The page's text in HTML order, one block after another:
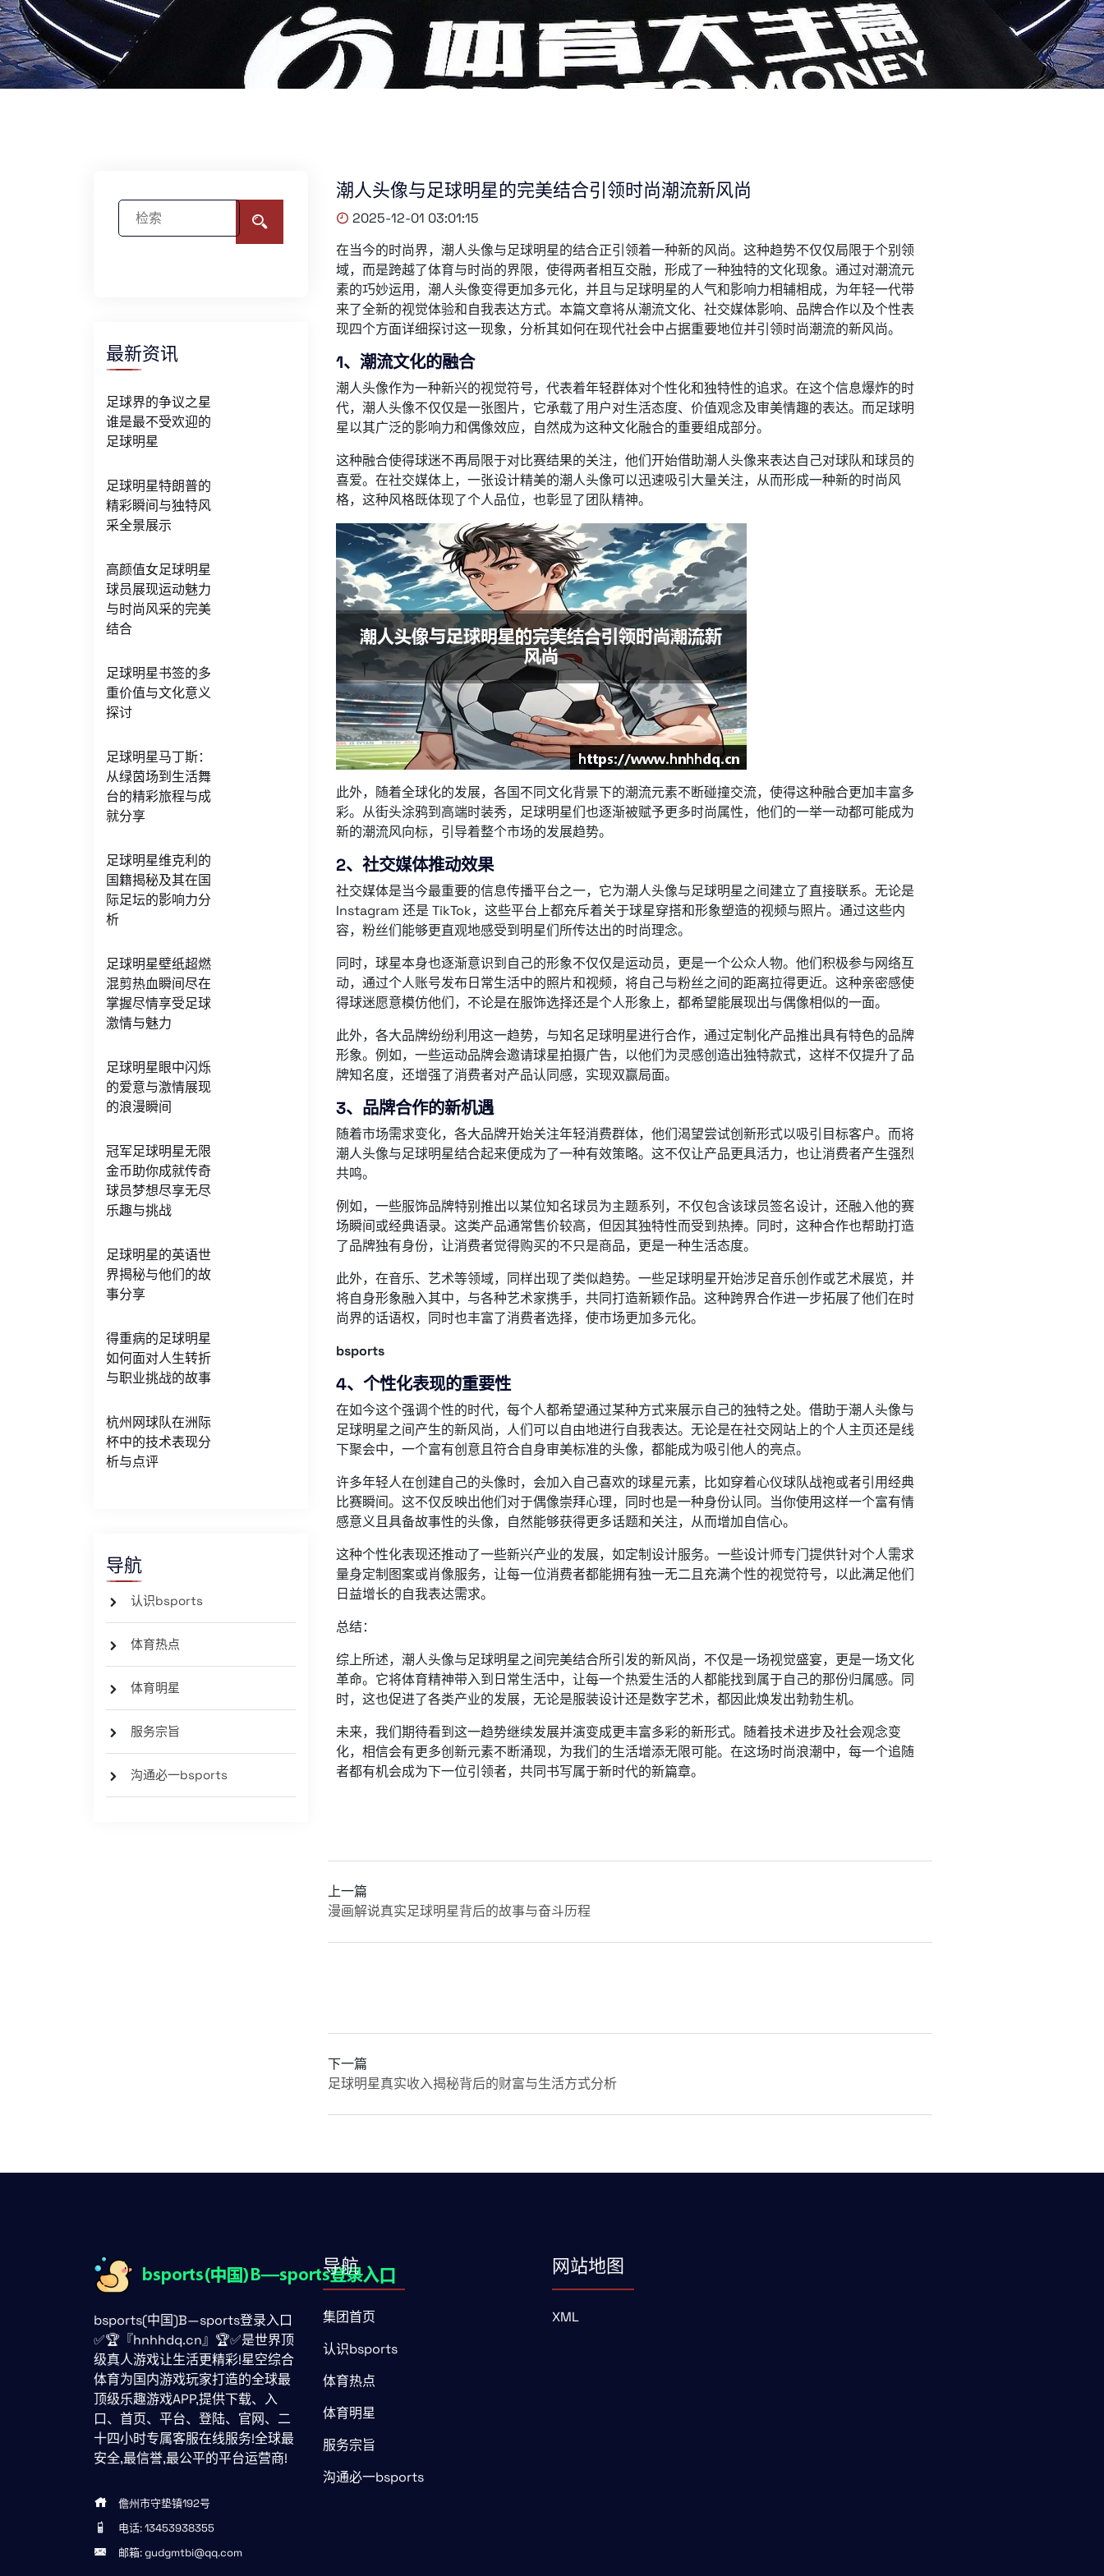
最新资讯
足球界的争议之星
谁是最不受欢迎的
足球明星
足球明星特朗普的
精彩瞬间与独特风
采全景展示
高颜值女足球明星
球员展现运动魅力
与时尚风采的完美
结合
足球明星书签的多
重价值与文化意义
探讨
足球明星马丁斯：
从绿茵场到生活舞
台的精彩旅程与成
就分享
足球明星维克利的
国籍揭秘及其在国
际足坛的影响力分
析
足球明星壁纸超燃
混剪热血瞬间尽在
掌握尽情享受足球
激情与魅力
足球明星眼中闪烁
的爱意与激情展现
的浪漫瞬间
冠军足球明星无限
金币助你成就传奇
球员梦想尽享无尽
乐趣与挑战
足球明星的英语世
界揭秘与他们的故
事分享
得重病的足球明星
如何面对人生转折
与职业挑战的故事
杭州网球队在洲际
杯中的技术表现分
析与点评
导航
认识bsports
体育热点
体育明星
服务宗旨
沟通必一bsports
潮人头像与足球明星的完美结合引领时尚潮流新风尚
2025-12-01 03:01:15
在当今的时尚界，潮人头像与足球明星的结合正引领着一种新的风尚。这种趋势不仅仅局限于个别领
域，而是跨越了体育与时尚的界限，使得两者相互交融，形成了一种独特的文化现象。通过对潮流元
素的巧妙运用，潮人头像变得更加多元化，并且与足球明星的人气和影响力相辅相成，为年轻一代带
来了全新的视觉体验和自我表达方式。本篇文章将从潮流文化、社交媒体影响、品牌合作以及个性表
现四个方面详细探讨这一现象，分析其如何在现代社会中占据重要地位并引领时尚潮流的新风尚。
1、潮流文化的融合
潮人头像作为一种新兴的视觉符号，代表着年轻群体对个性化和独特性的追求。在这个信息爆炸的时
代，潮人头像不仅仅是一张图片，它承载了用户对生活态度、价值观念及审美情趣的表达。而足球明
星以其广泛的影响力和偶像效应，自然成为这种文化融合的重要组成部分。
这种融合使得球迷不再局限于对比赛结果的关注，他们开始借助潮人头像来表达自己对球队和球员的
喜爱。在社交媒体上，一张设计精美的潮人头像可以迅速吸引大量关注，从而形成一种新的时尚风
格，这种风格既体现了个人品位，也彰显了团队精神。
此外，随着全球化的发展，各国不同文化背景下的潮流元素不断碰撞交流，使得这种融合更加丰富多
彩。从街头涂鸦到高端时装秀，足球明星们也逐渐被赋予更多时尚属性，他们的一举一动都可能成为
新的潮流风向标，引导着整个市场的发展趋势。
2、社交媒体推动效果
社交媒体是当今最重要的信息传播平台之一，它为潮人头像与足球明星之间建立了直接联系。无论是
Instagram 还是 TikTok，这些平台上都充斥着关于球星穿搭和形象塑造的视频与照片。通过这些内
容，粉丝们能够更直观地感受到明星们所传达出的时尚理念。
同时，球星本身也逐渐意识到自己的形象不仅仅是运动员，更是一个公众人物。他们积极参与网络互
动，通过个人账号发布日常生活中的照片和视频，将自己与粉丝之间的距离拉得更近。这种亲密感使
得球迷愿意模仿他们，不论是在服饰选择还是个人形象上，都希望能展现出与偶像相似的一面。
此外，各大品牌纷纷利用这一趋势，与知名足球明星进行合作，通过定制化产品推出具有特色的品牌
形象。例如，一些运动品牌会邀请球星拍摄广告，以他们为灵感创造出独特款式，这样不仅提升了品
牌知名度，还增强了消费者对产品认同感，实现双赢局面。
3、品牌合作的新机遇
随着市场需求变化，各大品牌开始关注年轻消费群体，他们渴望尝试创新形式以吸引目标客户。而将
潮人头像与足球明星结合起来便成为了一种有效策略。这不仅让产品更具活力，也让消费者产生强烈
共鸣。
例如，一些服饰品牌特别推出以某位知名球员为主题系列，不仅包含该球员签名设计，还融入他的赛
场瞬间或经典语录。这类产品通常售价较高，但因其独特性而受到热捧。同时，这种合作也帮助打造
了品牌独有身份，让消费者觉得购买的不只是商品，更是一种生活态度。
此外，在音乐、艺术等领域，同样出现了类似趋势。一些足球明星开始涉足音乐创作或艺术展览，并
将自身形象融入其中，与各种艺术家携手，共同打造新颖作品。这种跨界合作进一步拓展了他们在时
尚界的话语权，同时也丰富了消费者选择，使市场更加多元化。
bsports
4、个性化表现的重要性
在如今这个强调个性的时代，每个人都希望通过某种方式来展示自己的独特之处。借助于潮人头像与
足球明星之间产生的新风尚，人们可以自由地进行自我表达。无论是在社交网站上的个人主页还是线
下聚会中，一个富有创意且符合自身审美标准的头像，都能成为吸引他人的亮点。
许多年轻人在创建自己的头像时，会加入自己喜欢的球星元素，比如穿着心仪球队战袍或者引用经典
比赛瞬间。这不仅反映出他们对于偶像崇拜心理，同时也是一种身份认同。当你使用这样一个富有情
感意义且具备故事性的头像，自然能够获得更多话题和关注，从而增加自信心。
这种个性化表现还推动了一些新兴产业的发展，如定制设计服务。一些设计师专门提供针对个人需求
量身定制图案或肖像服务，让每一位消费者都能拥有独一无二且充满个性的视觉符号，以此满足他们
日益增长的自我表达需求。
总结：
综上所述，潮人头像与足球明星之间完美结合所引发的新风尚，不仅是一场视觉盛宴，更是一场文化
革命。它将体育精神带入到日常生活中，让每一个热爱生活的人都能找到属于自己的那份归属感。同
时，这也促进了各类产业的发展，无论是服装设计还是数字艺术，都因此焕发出勃勃生机。
未来，我们期待看到这一趋势继续发展并演变成更丰富多彩的新形式。随着技术进步及社会观念变
化，相信会有更多创新元素不断涌现，为我们的生活增添无限可能。在这场时尚浪潮中，每一个追随
者都有机会成为下一位引领者，共同书写属于新时代的新篇章。
上一篇
漫画解说真实足球明星背后的故事与奋斗历程
下一篇
足球明星真实收入揭秘背后的财富与生活方式分析
bsports(中国)B—sports登录入口
✅🏆『hnhhdq.cn』🏆✅是世界顶
级真人游戏让生活更精彩!星空综合
体育为国内游戏玩家打造的全球最
顶级乐趣游戏APP,提供下载、入
口、首页、平台、登陆、官网、二
十四小时专属客服在线服务!全球最
安全,最信誉,最公平的平台运营商!
儋州市守垫镇192号
电话: 13453938355
邮箱: gudgmtbi@qq.com
导航
集团首页
认识bsports
体育热点
体育明星
服务宗旨
沟通必一bsports
网站地图
XML